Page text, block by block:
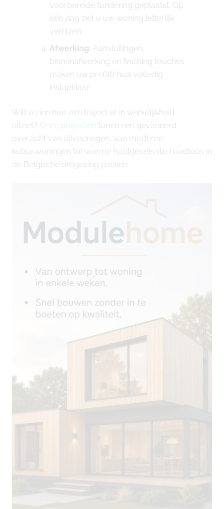
voorbereide fundering geplaatst. Op
één dag ziet u uw woning letterlijk
verrijzen.
Afwerking: Aansluitingen,
binnenafwerking en finishing touches
maken uw prefab huis volledig
instapklaar.
Wilt u zien hoe zo’n traject er in werkelijkheid
uitziet? Onze projecten tonen een gevarieerd
overzicht van uitvoeringen, van moderne
kubuswoningen tot warme houtgevels die naadloos in
de Belgische omgeving passen.